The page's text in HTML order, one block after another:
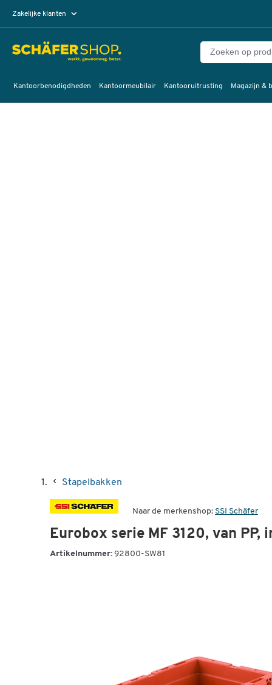
Zakelijke klanten
Kantoorbenodigdheden Kantoormeubilair Kantooruitrusting Magazijn &
Stapelbakken
Naar de merkenshop: SSI Schäfer
Eurobox serie MF 3120, van
Artikelnummer: 92800-SW81